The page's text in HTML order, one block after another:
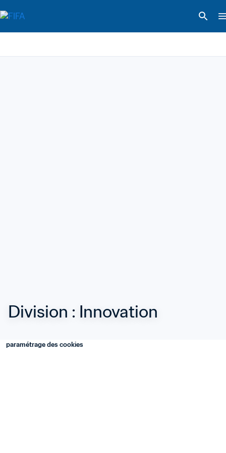
Division : Innovation
paramétrage des cookies